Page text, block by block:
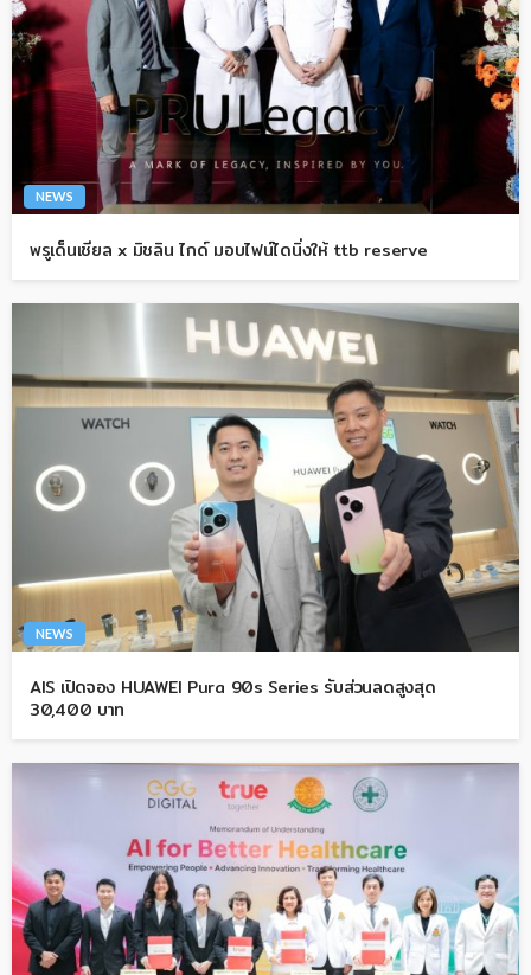
NEWS
พรูเด็นเชียล x มิชลิน ไกด์ มอบไฟน์ไดนิ่งให้ ttb reserve
NEWS
AIS เปิดจอง HUAWEI Pura 90s Series รับส่วนลดสูงสุด
30,400 บาท